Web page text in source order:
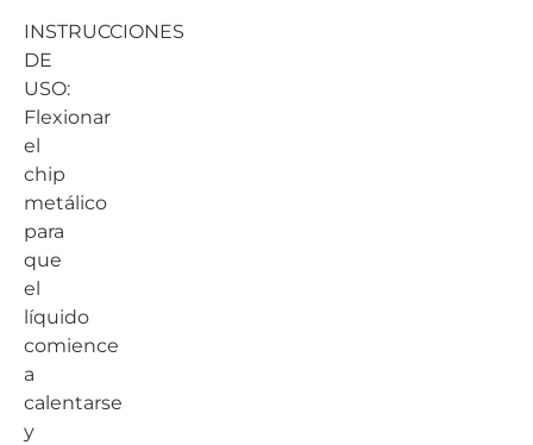
INSTRUCCIONES
DE
USO:
Flexionar
el
chip
metálico
para
que
el
líquido
comience
a
calentarse
y